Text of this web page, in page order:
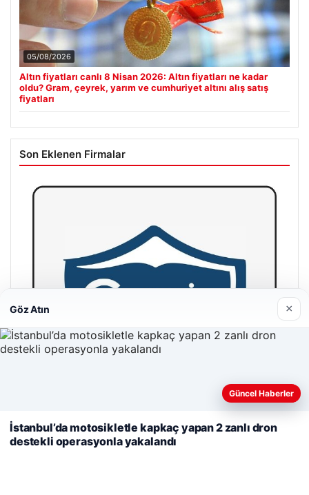
05/08/2026
Altın fiyatları canlı 8 Nisan 2026: Altın fiyatları ne kadar
oldu? Gram, çeyrek, yarım ve cumhuriyet altını alış satış
fiyatları
Son Eklenen Firmalar
Web sitemizi nasıl kullandığınızı daha iyi anlayabilmek,
kullanıyoruz.
Çerez Politikamız
Reddet Kabul Et
Göz Atın ×
Güncel Haberler
İstanbul’da motosikletle kapkaç yapan 2 zanlı dron
destekli operasyonla yakalandı